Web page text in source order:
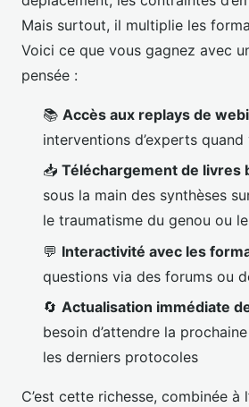
Mais surtout, il multiplie les
Voici ce que vous gagnez avec
pensée :
📚 Accès aux replays de
interventions d’experts
📥 Téléchargement de livres
sous la main des synthèses
le traumatisme du genou ou
💬 Interactivité avec les
questions via des forums ou
🔄 Actualisation immédiate
besoin d’attendre la
les derniers protocoles
C’est cette richesse, combinée à